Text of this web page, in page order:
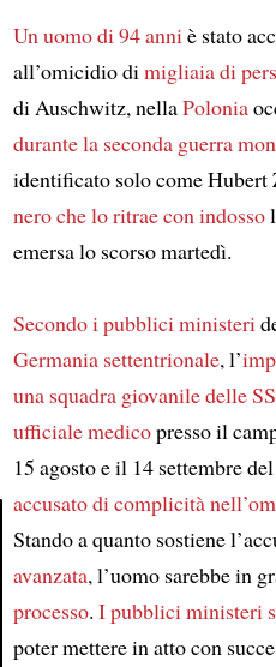
Article
Un uomo di 94 anniè stato
all’omicidio dimigliaia di
di Auschwitz, nellaPolonia
durante la seconda guerra
identificato solo come Hubert
neroche lo ritrae con indosso
emersa lo scorso martedì.
Secondo i pubblici ministeri
Germania settentrionale, l’
una squadra giovanile delle SS
ufficiale medicopresso il
15 agosto e il 14 settembre
accusato di complicità
Stando a quanto sostiene
avanzata, l’uomo sarebbe in
processo. I pubblici ministeri
poter mettere in atto con